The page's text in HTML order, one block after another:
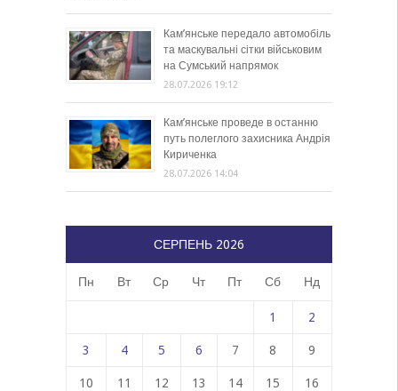
Кам’янське передало автомобіль
та маскувальні сітки військовим
на Сумський напрямок
28.07.2026 19:12
Кам’янське проведе в останню
путь полеглого захисника Андрія
Кириченка
28.07.2026 14:04
СЕРПЕНЬ 2026
Пн Вт Ср Чт Пт Сб Нд
1 2
3 4 5 6 7 8 9
10 11 12 13 14 15 16